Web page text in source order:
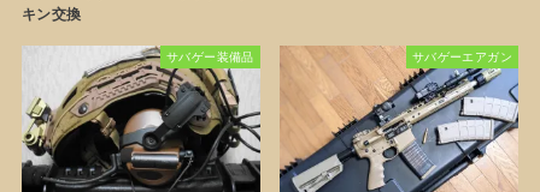
キン交換
サバゲー装備品 サバゲーエアガン